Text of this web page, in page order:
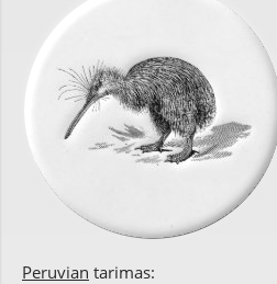
Peruvian tarimas: